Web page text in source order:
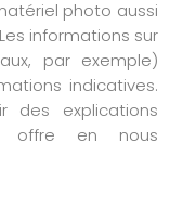
photo aussi
informations sur
par exemple)
indicatives.
des explications
offre en nous